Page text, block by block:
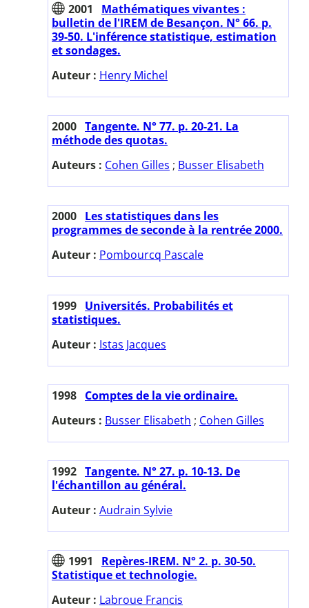
2001
Mathématiques vivantes :
bulletin de l'IREM de Besançon. N° 66. p.
39-50. L'inférence statistique, estimation
et sondages.
Auteur : Henry Michel
2000 Tangente. N° 77. p. 20-21. La
méthode des quotas.
Auteurs : Cohen Gilles ; Busser Elisabeth
2000 Les statistiques dans les
programmes de seconde à la rentrée 2000.
Auteur : Pombourcq Pascale
1999 Universités. Probabilités et
statistiques.
Auteur : Istas Jacques
1998 Comptes de la vie ordinaire.
Auteurs : Busser Elisabeth ; Cohen Gilles
1992 Tangente. N° 27. p. 10-13. De
l'échantillon au général.
Auteur : Audrain Sylvie
1991
Repères-IREM. N° 2. p. 30-50.
Statistique et technologie.
Auteur : Labroue Francis